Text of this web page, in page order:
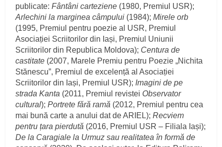
publicate:Fântâni carteziene (1980, Premiul USR);
Arlechini la marginea câmpului (1984);Mirele orb
(1995, Premiul pentru poezie al USR, Premiul
Asociației Scriitorilor din Iași, Premiul Uniunii
Scriitorilor din Republica Moldova); Centura de
castitate (2007, Marele Premiu pentru Poezie „Nichita
Stănescu”, Premiul de excelență al Asociației
Scriitorilor din Iași, Premiul USR); Imagini de pe
strada Kanta (2011, Premiul revistei Observator
cultural);Portrete fără ramă (2012, Premiul pentru cea
mai bună carte a anului dat de ARIEL);Recviem
pentru țara pierdută (2016, Premiul USR – Filiala Iași);
De la Caragiale la Urmuz sau realitatea în formă de